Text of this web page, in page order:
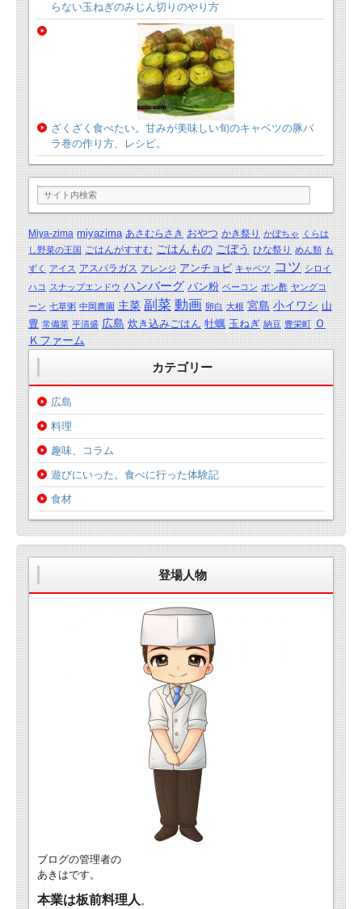
らない玉ねぎのみじん切りのやり方
ざくざく食べたい。甘みが美味しい旬のキャベツの豚バ
ラ巻の作り方、レシピ。
Miya-zima miyazima あさむらさき おやつ かき祭り かぼちゃ くらは
し野菜の王国 ごはんがすすむ ごはんもの ごぼう ひな祭り めん類 も
ずく アイス アスパラガス アレンジ アンチョビ キャベツ コツ シロイ
ハコ スナップエンドウ ハンバーグ パン粉 ベーコン ポン酢 ヤングコ
ーン 七草粥 中岡農園 主菜 副菜 動画 卵白 大根 宮島 小イワシ 山
豊 常備菜 平清盛 広島 炊き込みごはん 牡蠣 玉ねぎ 納豆 豊栄町 Ｏ
Ｋファーム
カテゴリー
広島
料理
趣味、コラム
遊びにいった。食べに行った体験記
食材
登場人物
ブログの管理者の
あきはです。
本業は板前料理人 。